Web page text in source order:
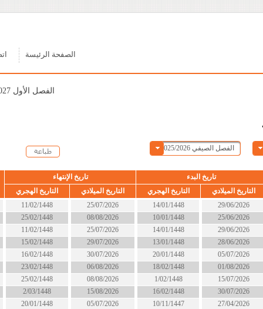
اتصل بنا
الحالة
التاريخ الهجري
التاريخ الميلادي
التاريخ الهجري
14/01/1448
10/01/1448
14/01/1448
13/01/1448
20/01/1448
18/02/1448
1/02/1448
16/02/1448
10/11/1447
25/07/2026
08/08/2026
25/07/2026
29/07/2026
30/07/2026
06/08/2026
08/08/2026
15/08/2026
05/07/2026
11/02/1448
25/02/1448
11/02/1448
15/02/1448
16/02/1448
23/02/1448
25/02/1448
2/03/1448
20/01/1448